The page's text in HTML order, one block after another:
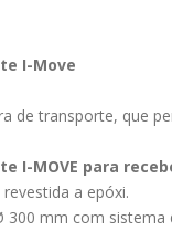
I-Move
de transporte, que
I-MOVE para
a epóxi.
300 mm com sistema